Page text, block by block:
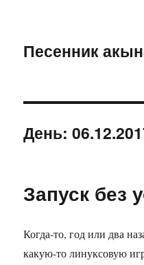
Песенник
День:
Запуск без
Когда-то, год или два
какую-то линуксовую